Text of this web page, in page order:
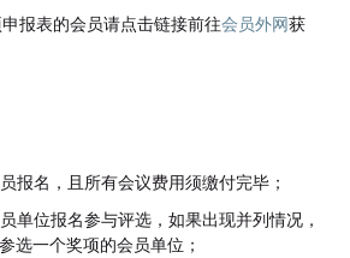
报表的会员请点击链接前往会员外网获
报名，且所有会议费用须缴付完毕；
单位报名参与评选，如果出现并列情况，
选一个奖项的会员单位；